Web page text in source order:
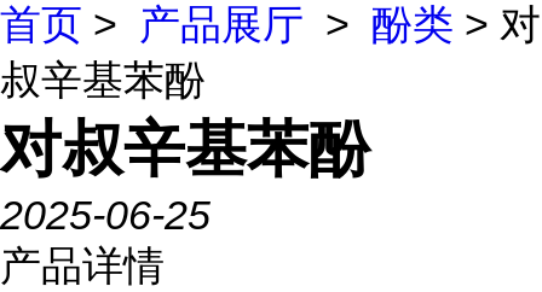
首页 > 产品展厅 > 酚类 > 对
叔辛基苯酚
对叔辛基苯酚
2025-06-25
产品详情